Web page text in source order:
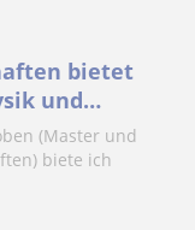
bietet
und
(Master und
biete ich